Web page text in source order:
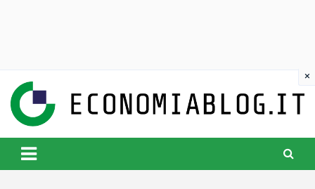
content
www.economiablog.it